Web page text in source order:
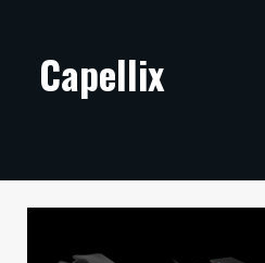
ARTIKKELIT
TECHBBS
Capellix